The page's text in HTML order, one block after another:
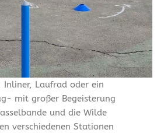
Inliner, Laufrad oder ein
mit großer Begeisterung
und die Wilde
verschiedenen Stationen